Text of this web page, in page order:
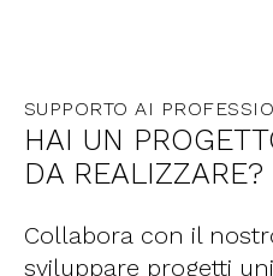
SUPPORTO AI
HAI UN
DA REALIZZARE?
Collabora con il
sviluppare progetti